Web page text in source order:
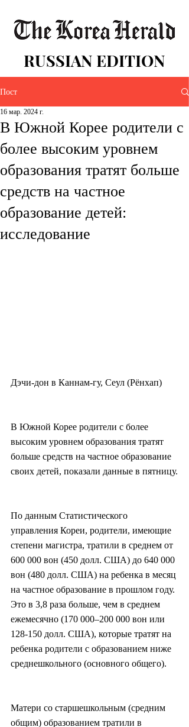
RUSSIAN EDITION
Пост
В Южной Корее родители с
более высоким уровнем
образования тратят больше
средств на частное
образование детей:
исследование
16 мар. 2024 г.
Дэчи-дон в Каннам-гу, Сеул (Рёнхап)
В Южной Корее родители с более
высоким уровнем образования тратят
больше средств на частное образование
своих детей, показали данные в пятницу.
По данным Статистического
управления Кореи, родители, имеющие
степени магистра, тратили в среднем от
600 000 вон (450 долл. США) до 640 000
вон (480 долл. США) на ребенка в месяц
на частное образование в прошлом году.
Это в 3,8 раза больше, чем в среднем
ежемесячно (170 000–200 000 вон или
128-150 долл. США), которые тратят на
ребенка родители с образованием ниже
среднешкольного (основного общего).
Матери со старшешкольным (средним
общим) образованием тратили в